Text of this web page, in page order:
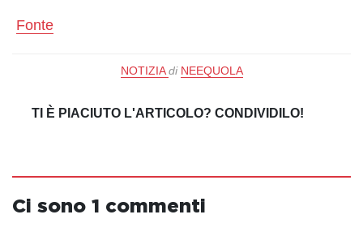
Fonte
NOTIZIA di NEEQUOLA
TI È PIACIUTO L'ARTICOLO? CONDIVIDILO!
Ci sono 1 commenti